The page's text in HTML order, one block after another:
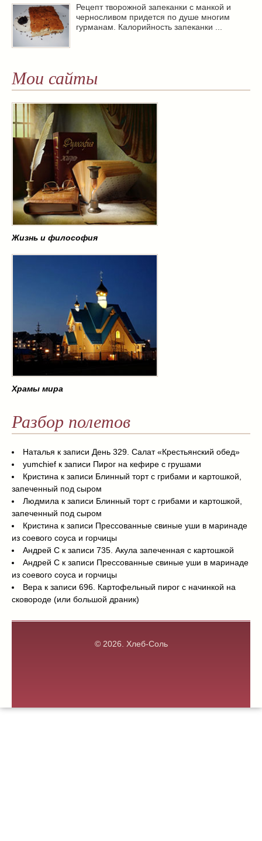
Рецепт творожной запеканки с манкой и
черносливом придется по душе многим
гурманам. Калорийность запеканки ...
Мои сайты
Жизнь и философия
Храмы мира
Разбор полетов
Наталья к записи День 329. Салат «Крестьянский обед»
yumchief к записи Пирог на кефире с грушами
Кристина к записи Блинный торт с грибами и картошкой,
запеченный под сыром
Людмила к записи Блинный торт с грибами и картошкой,
запеченный под сыром
Кристина к записи Прессованные свиные уши в маринаде
из соевого соуса и горчицы
Андрей С к записи 735. Акула запеченная с картошкой
Андрей С к записи Прессованные свиные уши в маринаде
из соевого соуса и горчицы
Вера к записи 696. Картофельный пирог с начинкой на
сковороде (или большой драник)
© 2026. Хлеб-Соль